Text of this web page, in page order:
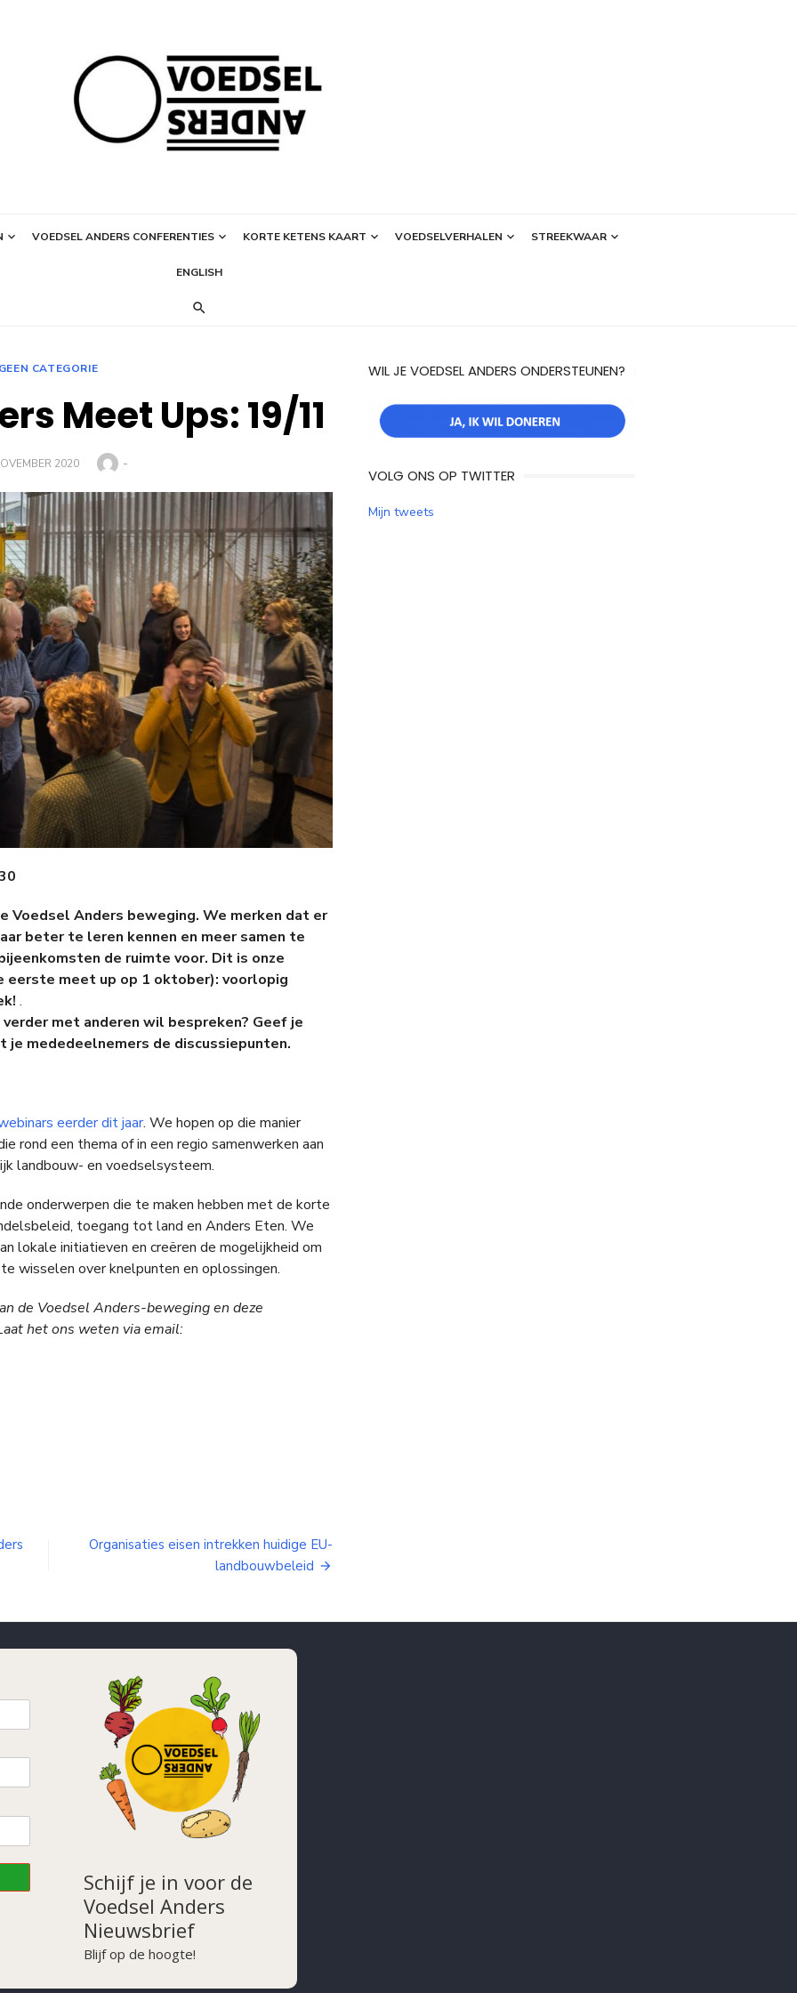
VOEDSEL ANDERS CONFERENTIES KORTE KETENS KAART VOEDSELVERHALEN STREEKWAAR
ENGLISH
GEEN CATEGORIE
Meet Ups: 19/11
2020 Auteur
-
Voedsel Anders beweging. We merken dat er
beter te leren kennen en meer samen te
de ruimte voor. Dit is onze
eerste meet up op 1 oktober): voorlopig
.
met anderen wil bespreken? Geef je
je mededeelnemers de discussiepunten.
eerder dit jaar. We hopen op die manier
rond een thema of in een regio samenwerken aan
landbouw- en voedselsysteem.
onderwerpen die te maken hebben met de korte
toegang tot land en Anders Eten. We
lokale initiatieven en creëren de mogelijkheid om
wisselen over knelpunten en oplossingen.
de Voedsel Anders-beweging en deze
het ons weten via email:
Organisaties eisen intrekken huidige EU-
landbouwbeleid
WIL JE VOEDSEL ANDERS ONDERSTEUNEN?
VOLG ONS OP TWITTER
Mijn tweets
Schijf je in voor de
Voedsel Anders
Nieuwsbrief
Blijf op de hoogte!